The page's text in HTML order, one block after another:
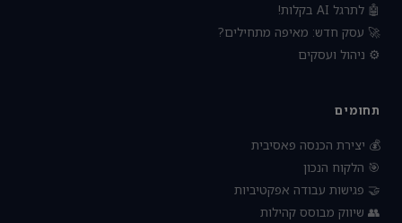
🤖 לתרגל AI בקלות!
🚀 עסק חדש: מאיפה מתחילים?
⚙️ ניהול ועסקים
תחומים
💰 יצירת הכנסה פאסיבית
🎯 הלקוח הנכון
🤝 פגישות עבודה אפקטיביות
👥 שיווק מבוסס קהילות